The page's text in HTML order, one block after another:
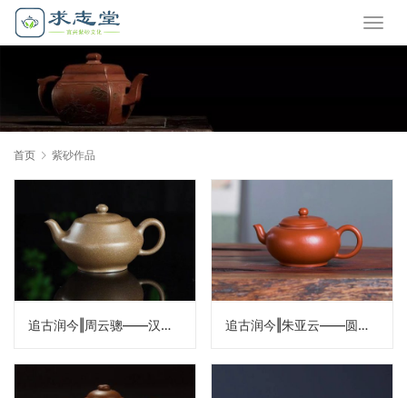
首页 紫砂作品
追古润今‖周云骢——汉云壶 追古润今‖朱亚云——圆珠壶